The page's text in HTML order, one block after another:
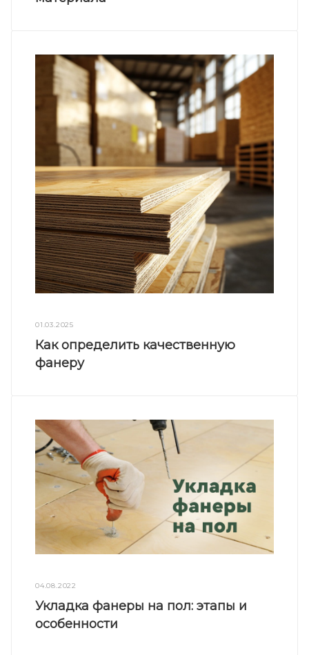
01.03.2025
Как определить качественную
фанеру
04.08.2022
Укладка фанеры на пол: этапы и
особенности